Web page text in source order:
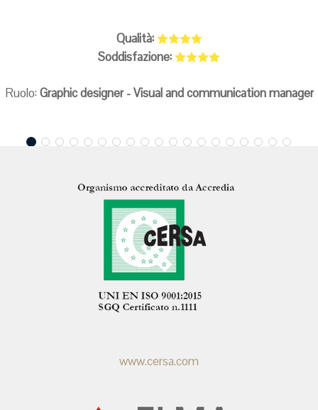
Qualità:
Soddisfazione:
Ruolo: Graphic designer - Visual and communication manager
www.cersa.com